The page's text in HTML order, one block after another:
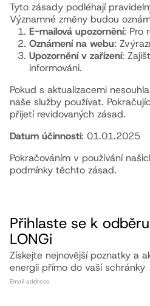
Tyto zásady podléhají
Významné změny budou
E-mailová upozornění: Pro
Oznámení na webu:
Upozornění v zařízení:
informováni.
Pokud s aktualizacemi
naše služby používat.
přijetí revidovaných zásad.
Datum účinnosti: 01.01.2025
Pokračováním v používání
podmínky těchto zásad.
Přihlaste se k
LONGi
Získejte nejnovější poznatky a
energii přímo do vaší schránky
Email address